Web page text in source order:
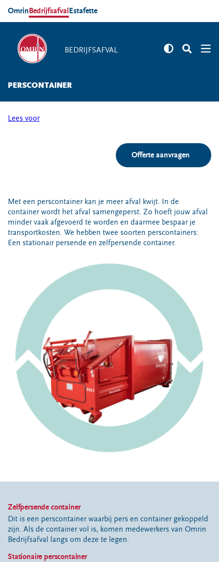
OmrinBedrijfsafvalEstafette
BEDRIJFSAFVAL
BEDRIJFSAFVAL
Agrarische sector
Horeca
Bouw
Afvalsoorten
Vertrouwelijk papier
Etensresten (swill)
Folie
Piepschuim
Bouw- en sloopafval
Afvalhout (B-kwaliteit)
Puin
Chemisch afval (kca)
Afvalcontainers
Mijn bedrijfsafval
Haal mijn bedrijfsafval op
Ik wil een extra leging
Mijn afzetcontainer is vol
PERSCONTAINER
Lees voor
Offerte aanvragen
Met een perscontainer kan je meer afval kwijt. In de
container wordt het afval samengeperst. Zo hoeft jouw afval
minder vaak afgevoerd te worden en daarmee bespaar je
transportkosten. We hebben twee soorten perscontainers:
Een stationair persende en zelfpersende container.
Zelfpersende container
Dit is een perscontainer waarbij pers en container gekoppeld
zijn. Als de container vol is, komen medewerkers van Omrin
Bedrijfsafval langs om deze te legen.
Stationaire perscontainer